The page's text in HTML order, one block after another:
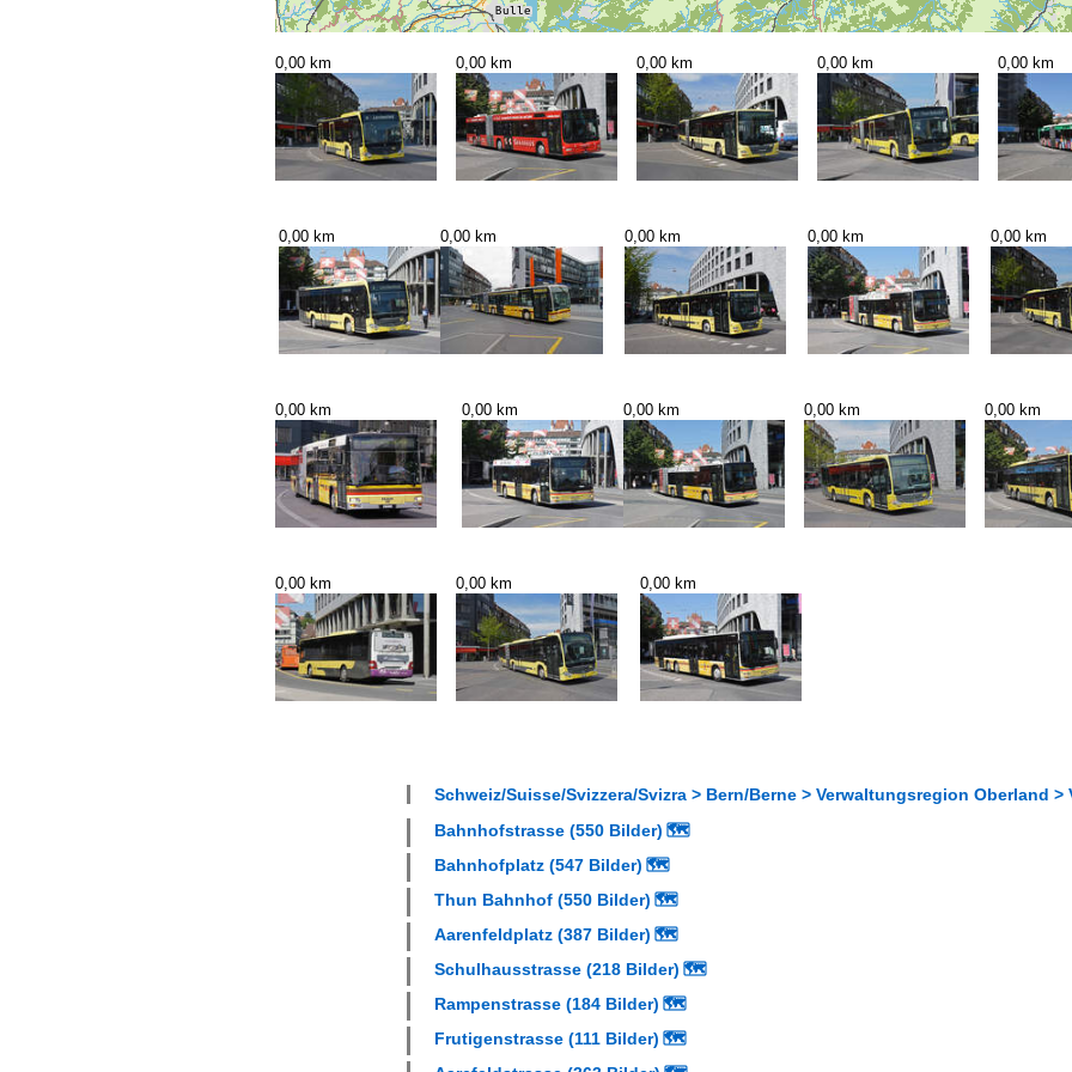
0,00 km 0,00 km 0,00 km 0,00 km 0,00 km
0,00 km 0,00 km 0,00 km 0,00 km 0,00 km
0,00 km 0,00 km 0,00 km 0,00 km 0,00 km
0,00 km 0,00 km 0,00 km
Schweiz/Suisse/Svizzera/Svizra > Bern/Berne > Verwaltungsregion Oberland
Bahnhofstrasse (550 Bilder) 🗺
Bahnhofplatz (547 Bilder) 🗺
Thun Bahnhof (550 Bilder) 🗺
Aarenfeldplatz (387 Bilder) 🗺
Schulhausstrasse (218 Bilder) 🗺
Rampenstrasse (184 Bilder) 🗺
Frutigenstrasse (111 Bilder) 🗺